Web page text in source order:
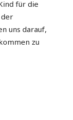
für die
der
uns darauf,
zu